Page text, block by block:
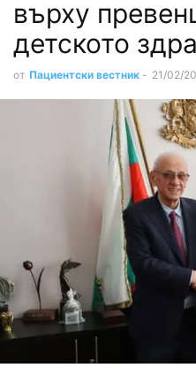
върху
детското
от Пациентски вестник - 21/02/